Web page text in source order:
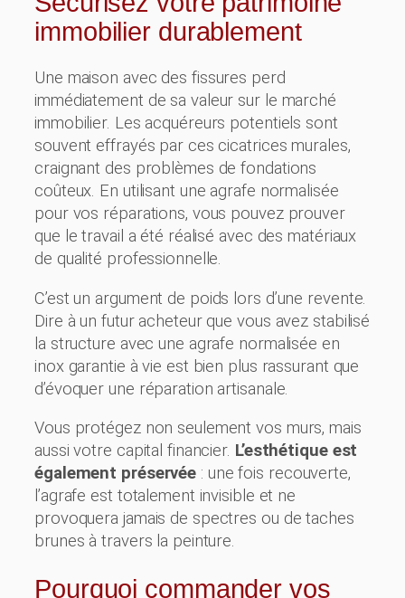
immobilier durablement
Une maison avec des fissures perd
immédiatement de sa valeur sur le marché
immobilier. Les acquéreurs potentiels sont
souvent effrayés par ces cicatrices murales,
craignant des problèmes de fondations
coûteux. En utilisant une agrafe normalisée
pour vos réparations, vous pouvez prouver
que le travail a été réalisé avec des matériaux
de qualité professionnelle.
C’est un argument de poids lors d’une revente.
Dire à un futur acheteur que vous avez stabilisé
la structure avec une agrafe normalisée en
inox garantie à vie est bien plus rassurant que
d’évoquer une réparation artisanale.
Vous protégez non seulement vos murs, mais
aussi votre capital financier. L’esthétique est
également préservée : une fois recouverte,
l’agrafe est totalement invisible et ne
provoquera jamais de spectres ou de taches
brunes à travers la peinture.
Pourquoi commander vos